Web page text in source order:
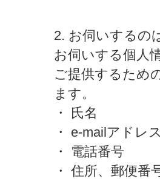
2. お伺いするの
お伺いする個人
ご提供するため
ます。
・ 氏名
・ e-mailアドレ
・ 電話番号
・ 住所、郵便番